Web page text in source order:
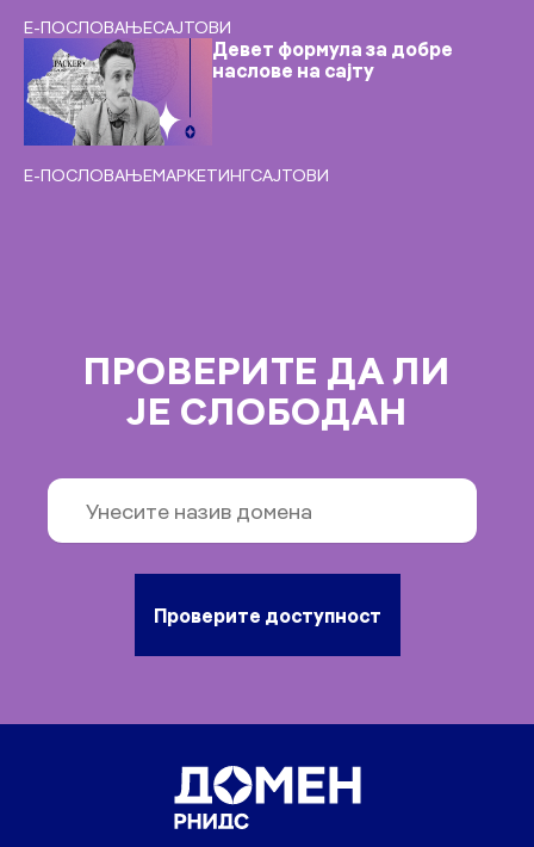
Е-ПОСЛОВАЊЕСАЈТОВИ
Девет формула за добре
наслове на сајту
Е-ПОСЛОВАЊЕМАРКЕТИНГСАЈТОВИ
ПРОВЕРИТЕ ДА ЛИ
ЈЕ СЛОБОДАН
Проверите доступност